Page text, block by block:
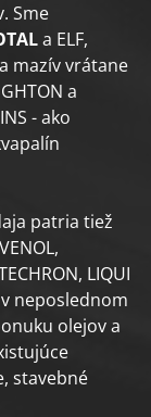
Sme
a ELF,
mazív vrátane
a
- ako
patria tiež
LIQUI
v neposlednom
olejov a
stavebné